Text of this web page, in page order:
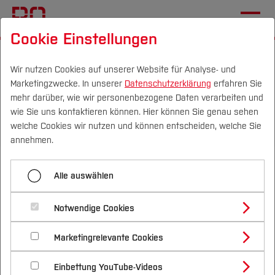
Campus Personen DE|EN Quicklinks
Studium
Studienangebote
Bachelorstudiengänge
Masterstudiengänge
Vor dem Studium
Bewerben & Einschreiben
Bewerbungsportal
Im Studium
Studienbüros und Prüfungen
Nach dem Studium
Forschung & Transfer
Profil
Forschungs- und Transferprofil
Schwerpunkte (FuT)
Beratung & Förderung
Nachhaltigkeit
Nachhaltigkeit studieren
International
Jakubczyk, L.
Menü aufklappen
Böcker, J.
Claus, B.
Dollereder, P., Dr.
Fasel, W.
Lukas Jakubczyk
Grundlagen Beschaffung und
Logistik
Cookie Einstellungen
Wir nutzen Cookies auf unserer Website für Analyse- und
Marketingzwecke. In unserer Datenschutzerklärung erfahren Sie
mehr darüber, wie wir personenbezogene Daten verarbeiten und
wie Sie uns kontaktieren können. Hier können Sie genau sehen
welche Cookies wir nutzen und können entscheiden, welche Sie
annehmen.
Alle auswählen
Notwendige Cookies
Marketingrelevante Cookies
Einbettung YouTube-Videos